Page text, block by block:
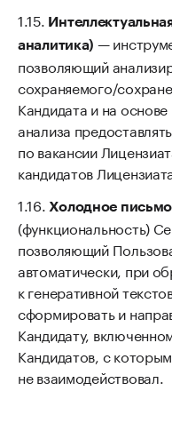
аналитика) —
позволяющий
сохраняемого/
Кандидата и на
анализа
по вакансии
кандидатов
Холодное письмо
(функциональность)
позволяющий
автоматически, при
к генеративной
сформировать и
Кандидату,
Кандидатов, с
не взаимодействовал.